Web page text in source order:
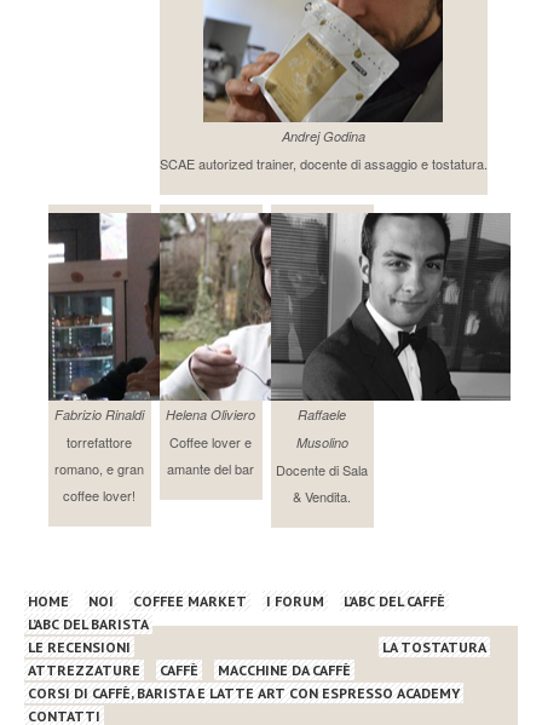
Andrej Godina
SCAE autorized trainer, docente di assaggio e tostatura.
Fabrizio Rinaldi
torrefattore
romano, e gran
coffee lover!
Helena Oliviero
Coffee lover e
amante del bar
Raffaele
Musolino
Docente di Sala
& Vendita.
HOME NOI COFFEE MARKET I FORUM
L’ABC DEL CAFFÈ
L’ABC DEL BARISTA
LE RECENSIONI
ATTREZZATURE
CAFFÈ MACCHINE DA CAFFÈ
LA TOSTATURA
CORSI DI CAFFÈ, BARISTA E LATTE ART CON ESPRESSO ACADEMY
CONTATTI